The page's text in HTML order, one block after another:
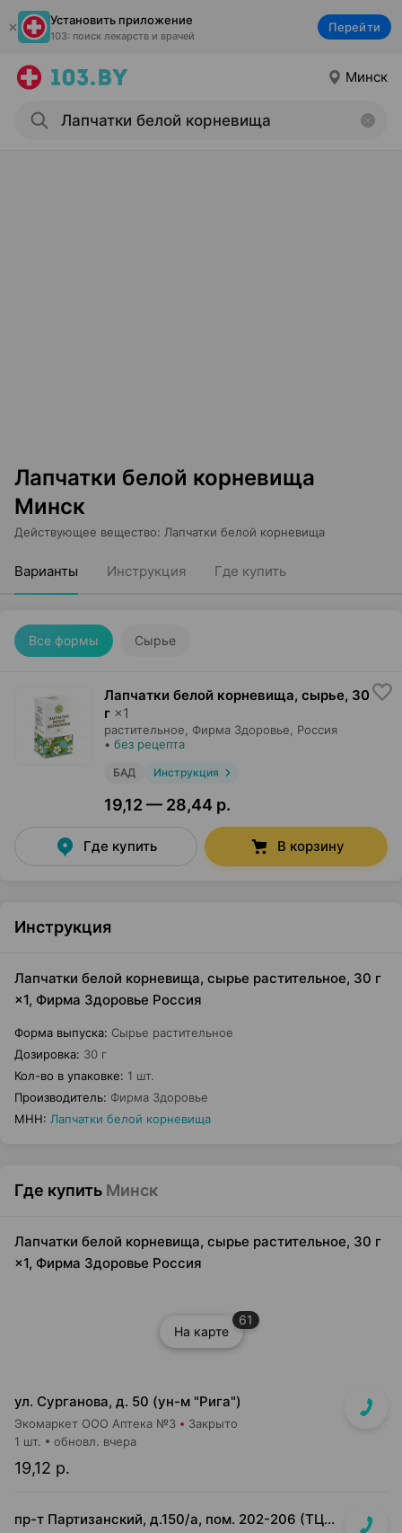
Установить приложение
103: поиск лекарств и врачей
Перейти
Минск
Лапчатки белой корневища
Минск
Действующее вещество: Лапчатки белой корневища
Варианты Инструкция Где купить
Все формы Сырье
Лапчатки белой корневища, сырье, 30
г ×1
растительное, Фирма Здоровье , Россия
• без рецепта
БАД Инструкция
19,12 — 28,44 р.
Где купить В корзину
Инструкция
Лапчатки белой корневища, сырье растительное, 30 г
×1, Фирма Здоровье Россия
Форма выпуска: Сырье растительное
Дозировка: 30 г
Кол-во в упаковке: 1 шт.
Производитель: Фирма Здоровье
МНН: Лапчатки белой корневища
Где купить Минск
Лапчатки белой корневища, сырье растительное, 30 г
×1, Фирма Здоровье Россия
На карте
61
ул. Сурганова, д. 50 (ун-м "Рига")
Экомаркет ООО Аптека №3 Закрыто
19,12 р.
1 шт. обновл. вчера
пр-т Партизанский, д.150/а, пом. 202-206 (ТЦ "Момо")